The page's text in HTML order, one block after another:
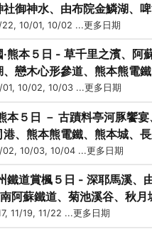
御神水、由布院金鱗湖、
10/01, 10/02 ...更多日期
‧熊本５日 - 草千里之濱、阿
戀木心形參道、熊本熊電
10/02, 10/03 ...更多日期
本５日 － 古蹟料亭河豚饗
港、熊本熊電鐵、熊本城、
10/03, 10/04 ...更多日期
鐵道賞楓５日 - 深耶馬溪、
阿蘇鐵道、菊池溪谷、秋月
神社
11/19, 11/22 ...更多日期